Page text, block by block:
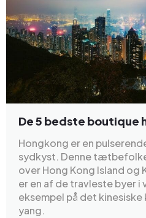
De 5 bedste boutique
Hongkong er en
sydkyst. Denne
over Hong Kong Island og
er en af de travleste byer
eksempel på det
yang.